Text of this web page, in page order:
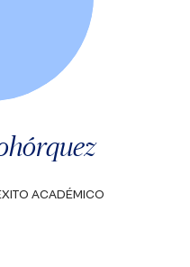
ACADÉMICO